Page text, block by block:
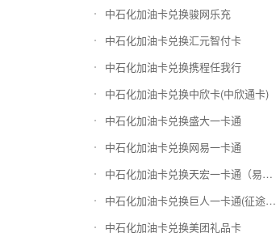
中石化加油卡兑换骏网乐充
中石化加油卡兑换汇元智付卡
中石化加油卡兑换携程任我行
中石化加油卡兑换中欣卡(中欣通卡)
中石化加油卡兑换盛大一卡通
中石化加油卡兑换网易一卡通
中石化加油卡兑换天宏一卡通（易冲天宏卡）
中石化加油卡兑换巨人一卡通(征途卡)
中石化加油卡兑换美团礼品卡